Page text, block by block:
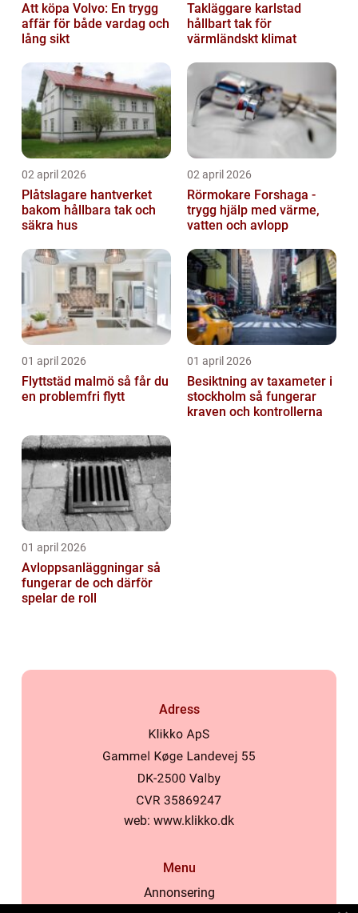
Att köpa Volvo: En trygg
affär för både vardag och
lång sikt
Takläggare karlstad
hållbart tak för
värmländskt klimat
02 april 2026
Plåtslagare hantverket
bakom hållbara tak och
säkra hus
02 april 2026
Rörmokare Forshaga -
trygg hjälp med värme,
vatten och avlopp
01 april 2026
Flyttstäd malmö så får du
en problemfri flytt
01 april 2026
Besiktning av taxameter i
stockholm så fungerar
kraven och kontrollerna
01 april 2026
Avloppsanläggningar så
fungerar de och därför
spelar de roll
Adress
web: www.klikko.dk
Menu
Annonsering